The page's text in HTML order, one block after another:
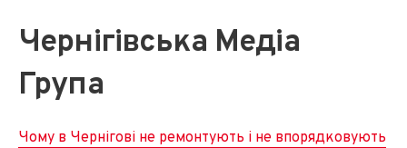
Чернігівська Медіа
Група
Чому в Чернігові не ремонтують і не впорядковують